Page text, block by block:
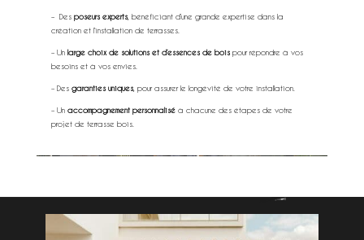
– Des poseurs experts, bénéficiant d’une grande expertise dans la
création et l’installation de terrasses.
– Un large choix de solutions et d’essences de boispour répondre à vos
besoins et à vos envies.
– Des garanties uniques, pour assurer le longévité de votre installation.
– Un accompagnement personnaliséà chacune des étapes de votre
projet de terrasse bois.